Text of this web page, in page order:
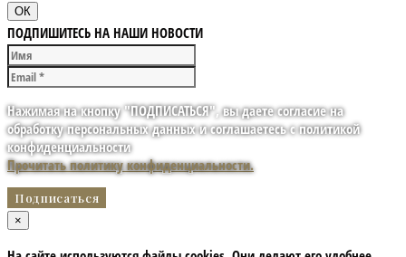
ОК
ПОДПИШИТЕСЬ НА НАШИ НОВОСТИ
Нажимая на кнопку "ПОДПИСАТЬСЯ", вы даете согласие на
обработку персональных данных и соглашаетесь с политикой
конфиденциальности
Прочитать политику конфиденциальности.
×